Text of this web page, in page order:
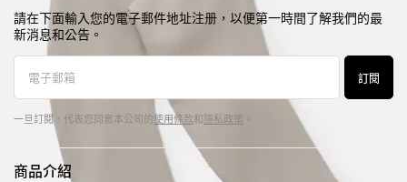
請在下面輸入您的電子郵件地址注册，以便第一時間了解我們的最
新消息和公告。
訂閱
一旦訂閱，代表您同意本公司的使用條款和隱私政策 。
商品介紹